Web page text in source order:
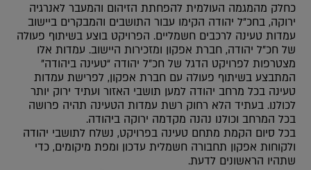
כחלק מהמגמה העולמית להפחתת הזיהום והמעבר לאנרגיה
ירוקה, בחכ”ל יהודה הקימו עבור התושבים והמבקרים ביישוב
עמדות טעינה לרכבים חשמליים. הפרויקט בוצע בשיתוף פעולה
של חכ”ל יהודה, חברת אפקון ומזכירות היישוב. עמדות אלו
מצטרפות לפרויקט הדגל של חכ”ל יהודה “טעינה ביהודה”
המתבצע בשיתוף פעולה עם חברת אפקון, לפרישת עמדות
טעינה בכל מרחב יהודה למען תושבי האזור ועתיד ירוק יותר
לכולנו. בעתיד הלא רחוק רשת עמדות הטעינה תהיה פרושה
בכל המרחב וכולנו נהנה מקדמה ירוקה ביהודה.
בכל סיום הקמת מתחם טעינה בפרויקט, נשלח לתושבי יהודה
ולקוחות אפקון תחבורה חשמלית עדכון ומפת מיקומים, כדי
שתהיו הראשונים לדעת.